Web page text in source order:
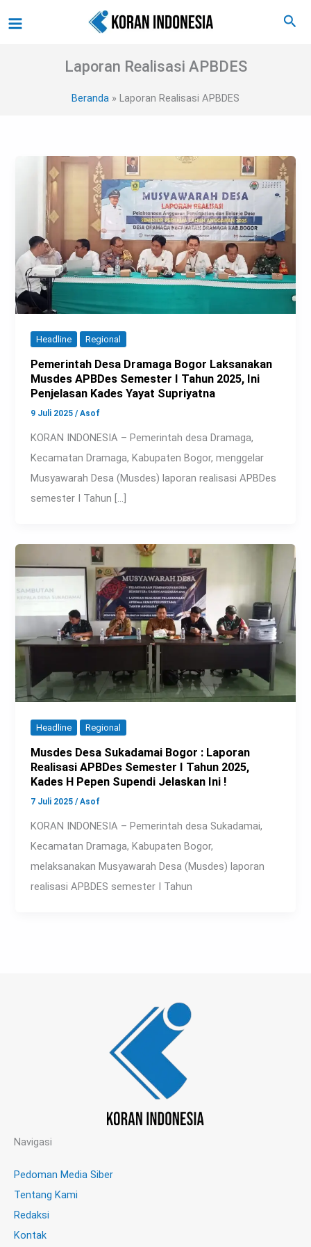
ke
Cari
Laporan Realisasi APBDES
Beranda Laporan Realisasi APBDES
Headline Regional
Pemerintah Desa Dramaga Bogor Laksanakan
Musdes APBDes Semester I Tahun 2025, Ini
Penjelasan Kades Yayat Supriyatna
9 Juli 2025/Asof
KORAN INDONESIA – Pemerintah desa Dramaga,
Kecamatan Dramaga, Kabupaten Bogor, menggelar
Musyawarah Desa (Musdes) laporan realisasi APBDes
semester I Tahun […]
Headline Regional
Musdes Desa Sukadamai Bogor : Laporan
Realisasi APBDes Semester I Tahun 2025,
Kades H Pepen Supendi Jelaskan Ini !
7 Juli 2025/Asof
KORAN INDONESIA – Pemerintah desa Sukadamai,
Kecamatan Dramaga, Kabupaten Bogor,
melaksanakan Musyawarah Desa (Musdes) laporan
realisasi APBDES semester I Tahun
Navigasi
Pedoman Media Siber
Tentang Kami
Redaksi
Kontak